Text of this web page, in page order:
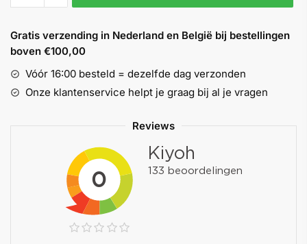
bundel
m2
aantal
Gratis verzending in Nederland en België bij bestellingen
boven €100,00
Vóór 16:00 besteld = dezelfde dag verzonden
Onze klantenservice helpt je graag bij al je vragen
Reviews